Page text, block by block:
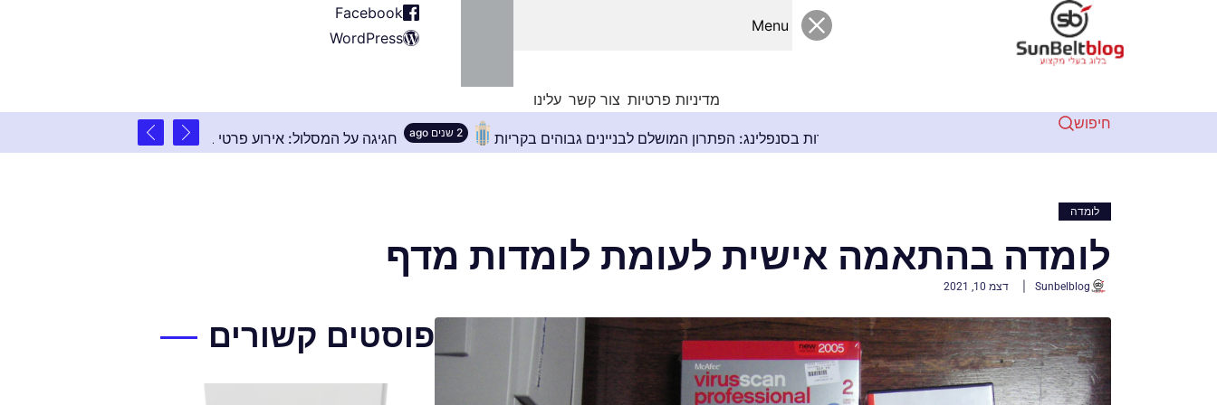
Menu
מדיניות פרטיות צור קשר עלינו
Facebook
WordPress
חיפוש
איטום קירות בסנפלינג: הפתרון המושלם לבניינים גבוהים בקריות 2 שנים ago חגיגה על המסלול: אירוע פרטי בלתי נשכח
לומדה
לומדה בהתאמה אישית לעומת לומדות מדף
Sunbelblog דצמ 10, 2021
פוסטים קשורים